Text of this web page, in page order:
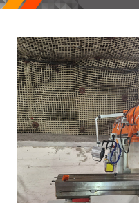
PROMOCJE
AKTUALNOŚCI
SERWIS
FINANSOWANIE
KATALOGI
O FIRMIE